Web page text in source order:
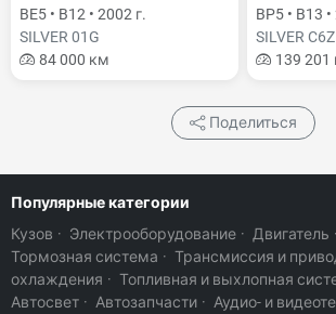
BE5 • B12 • 2002 г.
SILVER 01G
84 000 км
BP5 • B13
SILVER C6Z
139 201
Поделиться
Популярные категории
Кузов · Электрооборудование · Двигатель ·
Тормозная система · Трансмиссия и
охлаждения · Топливная и выхлопная
Автосвет · Автозапчасти · Аудио- и